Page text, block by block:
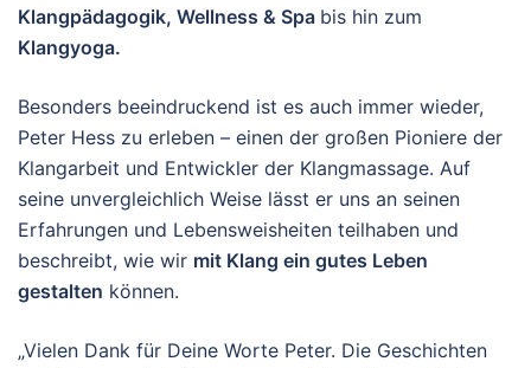
Klangpädagogik, Wellness & Spa bis hin zum
Klangyoga.
Besonders beeindruckend ist es auch immer wieder,
Peter Hess zu erleben – einen der großen Pioniere der
Klangarbeit und Entwickler der Klangmassage. Auf
seine unvergleichlich Weise lässt er uns an seinen
Erfahrungen und Lebensweisheiten teilhaben und
beschreibt, wie wir mit Klang ein gutes Leben
gestalten können.
„Vielen Dank für Deine Worte Peter. Die Geschichten